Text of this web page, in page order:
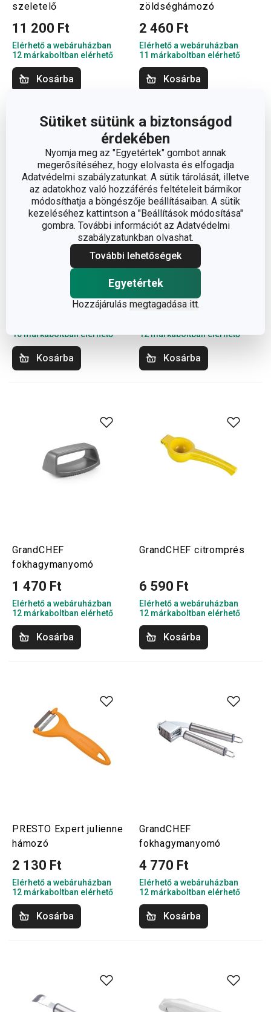
Sütiket sütünk a biztonságod
érdekében
Nyomja meg az "Egyetértek" gombot annak
megerősítéséhez, hogy elolvasta és elfogadja
Adatvédelmi szabályzatunkat. A sütik tárolását, illetve
az adatokhoz való hozzáférés feltételeit bármikor
módosíthatja a böngészője beállításaiban. A sütik
kezeléséhez kattintson a "Beállítások módosítása"
gombra. További információt az Adatvédelmi
szabályzatunkban olvashat.
További lehetőségek
Egyetértek
Hozzájárulás megtagadása itt.
szeletelő
11 200 Ft
Elérhető a webáruházban
12 márkaboltban elérhető
Kosárba
zöldséghámozó
2 460 Ft
Elérhető a webáruházban
11 márkaboltban elérhető
Kosárba
GrandCHEF hámozó
10 márkaboltban elérhető
Kosárba
GrandCHEF hagymafogó
1 500 Ft
12 márkaboltban elérhető
Kosárba
GrandCHEF
fokhagymanyomó
1 470 Ft
Elérhető a webáruházban
12 márkaboltban elérhető
Kosárba
GrandCHEF citromprés
6 590 Ft
Elérhető a webáruházban
12 márkaboltban elérhető
Kosárba
PRESTO Expert julienne
hámozó
2 130 Ft
Elérhető a webáruházban
12 márkaboltban elérhető
Kosárba
GrandCHEF
fokhagymanyomó
4 770 Ft
Elérhető a webáruházban
12 márkaboltban elérhető
Kosárba